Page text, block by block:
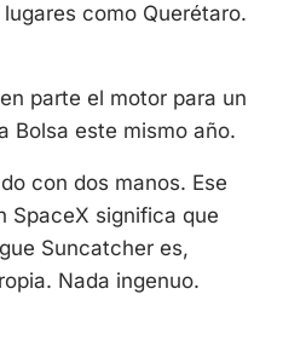
como Querétaro.
parte el motor para un
Bolsa este mismo año.
con dos manos. Ese
SpaceX significa que
Suncatcher es,
Nada ingenuo.